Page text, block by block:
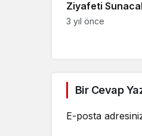
Ziyafeti
3 yıl önce
Bir Cevap
E-posta